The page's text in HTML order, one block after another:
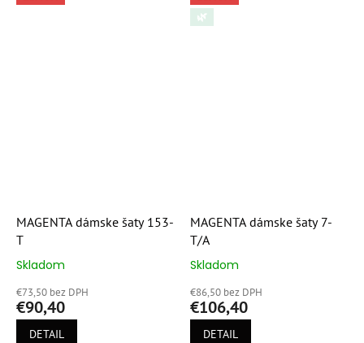
MAGENTA dámske šaty 153-
T
Priemerné
produktu
je
5,0
Skladom
€73,50 bez DPH
€90,40
DETAIL
🌿
MAGENTA dámske šaty 7-
T/A
Priemerné
produktu
je
5,0
Skladom
€86,50 bez DPH
€106,40
DETAIL